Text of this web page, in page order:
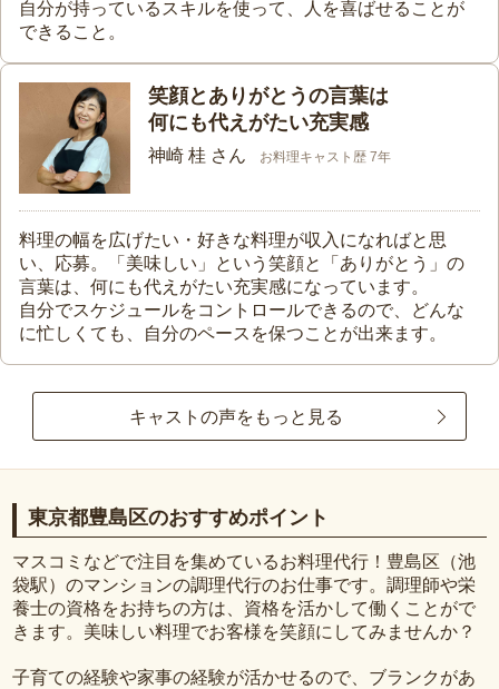
自分が持っているスキルを使って、人を喜ばせることが
できること。
笑顔とありがとうの言葉は
何にも代えがたい充実感
神崎 桂 さん お料理キャスト歴 7年
料理の幅を広げたい・好きな料理が収入になればと思
い、応募。「美味しい」という笑顔と「ありがとう」の
言葉は、何にも代えがたい充実感になっています。
自分でスケジュールをコントロールできるので、どんな
に忙しくても、自分のペースを保つことが出来ます。
キャストの声をもっと見る
東京都豊島区のおすすめポイント
マスコミなどで注目を集めているお料理代行！豊島区（池
袋駅）のマンションの調理代行のお仕事です。調理師や栄
養士の資格をお持ちの方は、資格を活かして働くことがで
きます。美味しい料理でお客様を笑顔にしてみませんか？
子育ての経験や家事の経験が活かせるので、ブランクがあ